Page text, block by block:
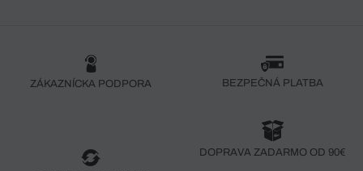
ZÁKAZNÍCKA PODPORA BEZPEČNÁ PLATBA
DOPRAVA ZADARMO OD 90€